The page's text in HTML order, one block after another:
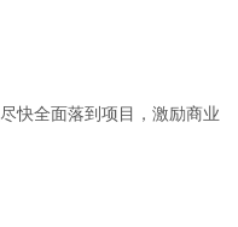
快全面落到项目，激励商业